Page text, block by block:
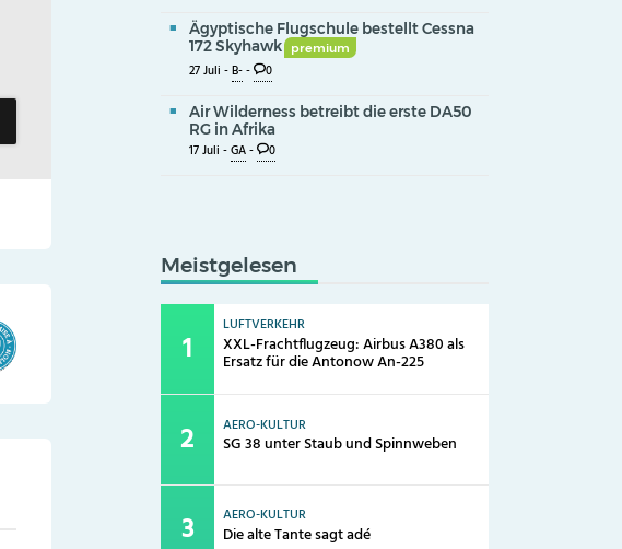
Ägyptische Flugschule bestellt Cessna
172 Skyhawk
premium
27 Juli -B-- 0
Air Wilderness betreibt die erste DA50
RG in Afrika
17 Juli -GA- 0
Meistgelesen
LUFTVERKEHR
XXL-Frachtflugzeug: Airbus A380 als
Ersatz für die Antonow An-225
AERO-KULTUR
SG 38 unter Staub und Spinnweben
AERO-KULTUR
Die alte Tante sagt adé